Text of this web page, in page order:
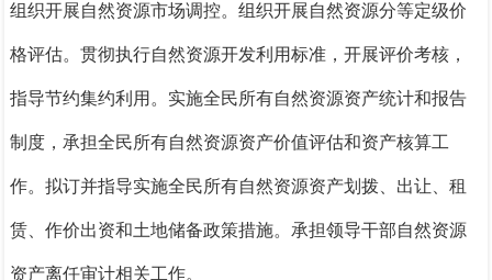
组织开展自然资源市场调控。组织开展自然资源分等定级价
格评估。贯彻执行自然资源开发利用标准，开展评价考核，
指导节约集约利用。实施全民所有自然资源资产统计和报告
制度，承担全民所有自然资源资产价值评估和资产核算工
作。拟订并指导实施全民所有自然资源资产划拨、出让、租
赁、作价出资和土地储备政策措施。承担领导干部自然资源
资产离任审计相关工作。